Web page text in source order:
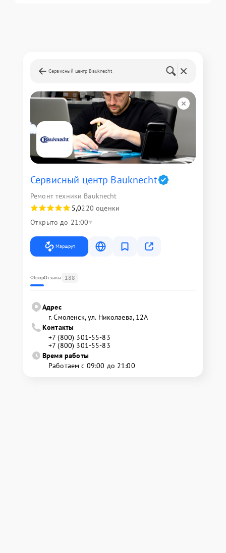
Сервисный центр Bauknecht
Сервисный центр Bauknecht
Ремонт техники Bauknecht
5,0220 оценки
Открыто до 21:00
Маршрут
ОбзорОтзывы 188
Адрес
г. Смоленск, ул. Николаева, 12А
Контакты
+7 (800) 301-55-83
+7 (800) 301-55-83
Время работы
Работаем с 09:00 до 21:00